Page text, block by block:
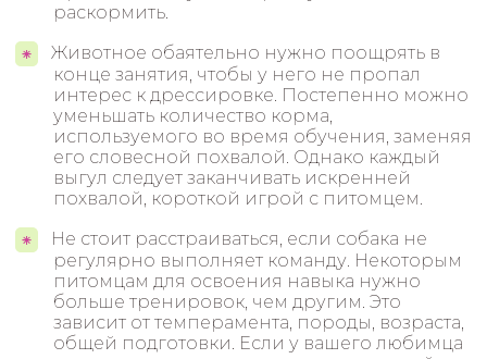
раскормить.
Животное обаятельно нужно поощрять в
конце занятия, чтобы у него не пропал
интерес к дрессировке. Постепенно можно
уменьшать количество корма,
используемого во время обучения, заменяя
его словесной похвалой. Однако каждый
выгул следует заканчивать искренней
похвалой, короткой игрой с питомцем.
Не стоит расстраиваться, если собака не
регулярно выполняет команду. Некоторым
питомцам для освоения навыка нужно
больше тренировок, чем другим. Это
зависит от темперамента, породы, возраста,
общей подготовки. Если у вашего любимца